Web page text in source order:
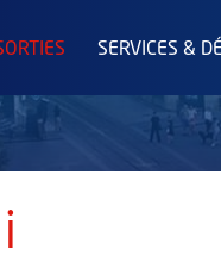
SERVICES &